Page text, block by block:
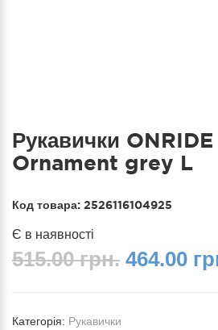
Рукавички
Ornament grey L
Код товара: 2526116104925
Є в наявності
515.00 грн. 464.00
Категорія: Рукавички